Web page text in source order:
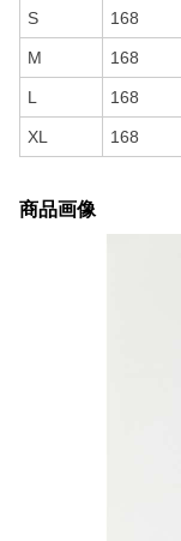
S 168
M 168
L 168
XL 168
商品画像